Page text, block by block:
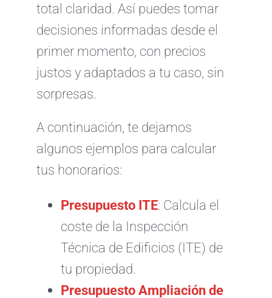
total claridad. Así puedes tomar
decisiones informadas desde el
primer momento, con precios
justos y adaptados a tu caso, sin
sorpresas.
A continuación, te dejamos
algunos ejemplos para calcular
tus honorarios:
Presupuesto ITE: Calcula el
coste de la Inspección
Técnica de Edificios (ITE) de
tu propiedad.
Presupuesto Ampliación de